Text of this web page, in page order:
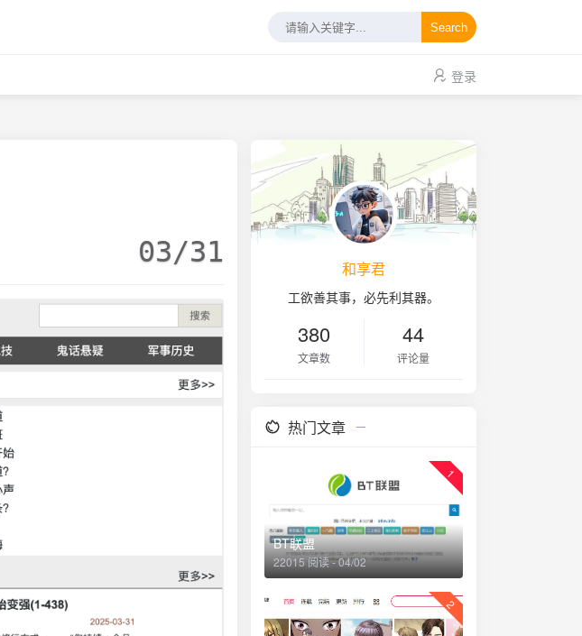
Search
登录
03/31 和享君
工欲善其事，必先利其器。
380
文章数
44
评论量
热门文章
1
BT联盟
22015 阅读 - 04/02
2